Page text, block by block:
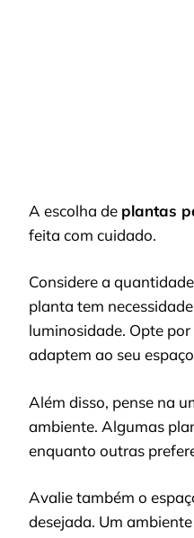
A escolha de plantas
feita com cuidado.
Considere a
planta tem
luminosidade. Opte
adaptem ao seu
Além disso, pense na
ambiente. Algumas
enquanto outras
Avalie também o
desejada. Um